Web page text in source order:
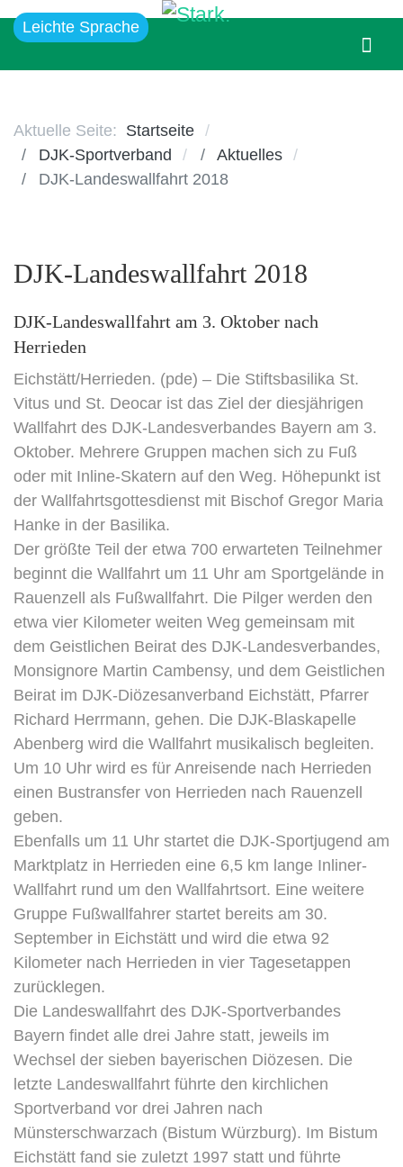
Leichte Sprache
Aktuelle Seite: Startseite
DJK-Sportverband
Aktuelles
DJK-Landeswallfahrt 2018
DJK-Landeswallfahrt 2018
DJK-Landeswallfahrt am 3. Oktober nach
Herrieden
Eichstätt/Herrieden. (pde) – Die Stiftsbasilika St.
Vitus und St. Deocar ist das Ziel der diesjährigen
Wallfahrt des DJK-Landesverbandes Bayern am 3.
Oktober. Mehrere Gruppen machen sich zu Fuß
oder mit Inline-Skatern auf den Weg. Höhepunkt ist
der Wallfahrtsgottesdienst mit Bischof Gregor Maria
Hanke in der Basilika.
Der größte Teil der etwa 700 erwarteten Teilnehmer
beginnt die Wallfahrt um 11 Uhr am Sportgelände in
Rauenzell als Fußwallfahrt. Die Pilger werden den
etwa vier Kilometer weiten Weg gemeinsam mit
dem Geistlichen Beirat des DJK-Landesverbandes,
Monsignore Martin Cambensy, und dem Geistlichen
Beirat im DJK-Diözesanverband Eichstätt, Pfarrer
Richard Herrmann, gehen. Die DJK-Blaskapelle
Abenberg wird die Wallfahrt musikalisch begleiten.
Um 10 Uhr wird es für Anreisende nach Herrieden
einen Bustransfer von Herrieden nach Rauenzell
geben.
Ebenfalls um 11 Uhr startet die DJK-Sportjugend am
Marktplatz in Herrieden eine 6,5 km lange Inliner-
Wallfahrt rund um den Wallfahrtsort. Eine weitere
Gruppe Fußwallfahrer startet bereits am 30.
September in Eichstätt und wird die etwa 92
Kilometer nach Herrieden in vier Tagesetappen
zurücklegen.
Die Landeswallfahrt des DJK-Sportverbandes
Bayern findet alle drei Jahre statt, jeweils im
Wechsel der sieben bayerischen Diözesen. Die
letzte Landeswallfahrt führte den kirchlichen
Sportverband vor drei Jahren nach
Münsterschwarzach (Bistum Würzburg). Im Bistum
Eichstätt fand sie zuletzt 1997 statt und führte